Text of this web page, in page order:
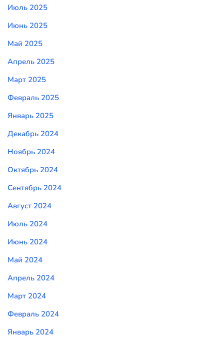
Июль 2025
Июнь 2025
Май 2025
Апрель 2025
Март 2025
Февраль 2025
Январь 2025
Декабрь 2024
Ноябрь 2024
Октябрь 2024
Сентябрь 2024
Август 2024
Июль 2024
Июнь 2024
Май 2024
Апрель 2024
Март 2024
Февраль 2024
Январь 2024